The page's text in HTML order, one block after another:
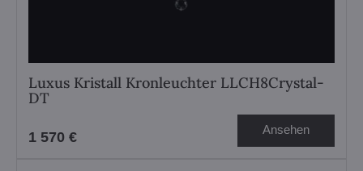
Luxus Kristall Kronleuchter LLCH8Crystal-
DT
1 570 € Ansehen